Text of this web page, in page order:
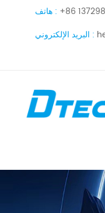
هاتف : +86
البريد الإلكتروني :